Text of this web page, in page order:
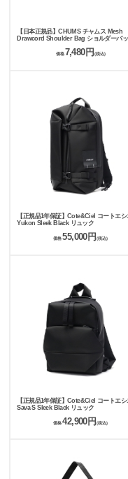
【日本正規品】CHUMS チャムス Mesh
Drawcord Shoulder Bag ショルダーバ
価格 7,480円 (税込)
【正規品1年保証】Cote&Ciel コートエシ
Yukon Sleek Black リュック
価格 55,000円 (税込)
【正規品1年保証】Cote&Ciel コートエシ
Sava S Sleek Black リュック
価格 42,900円(税込)